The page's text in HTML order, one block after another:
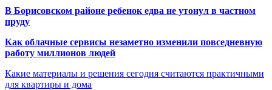
В Борисовском районе ребенок едва не утонул в частном
пруду
Как облачные сервисы незаметно изменили повседневную
работу миллионов людей
Какие материалы и решения сегодня считаются практичными
для квартиры и дома